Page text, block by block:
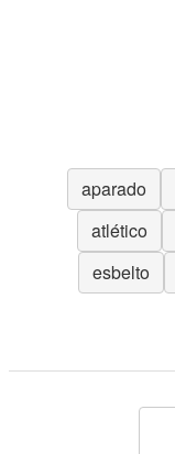
aparado
atlético
esbelto